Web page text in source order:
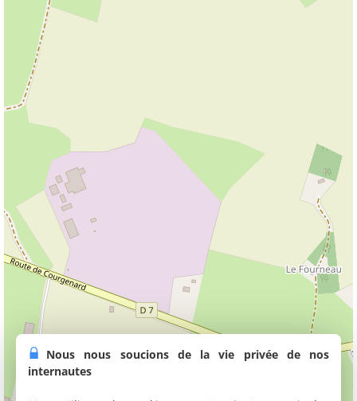
Nous nous soucions de la vie privée de nos
internautes